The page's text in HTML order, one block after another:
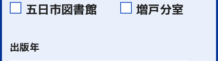
五日市図書館
増戸分室
出版年